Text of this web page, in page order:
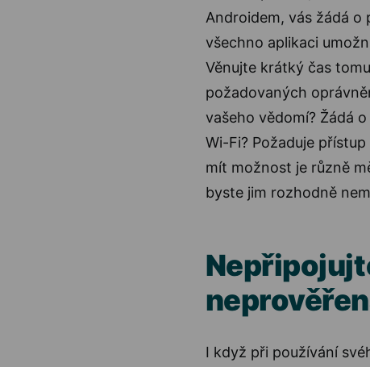
Androidem, vás žádá o
všechno aplikaci
Věnujte krátký čas
požadovaných
vašeho vědomí? Žádá
Wi-Fi? Požaduje
mít možnost je různě
byste jim rozhodně
I když při používání